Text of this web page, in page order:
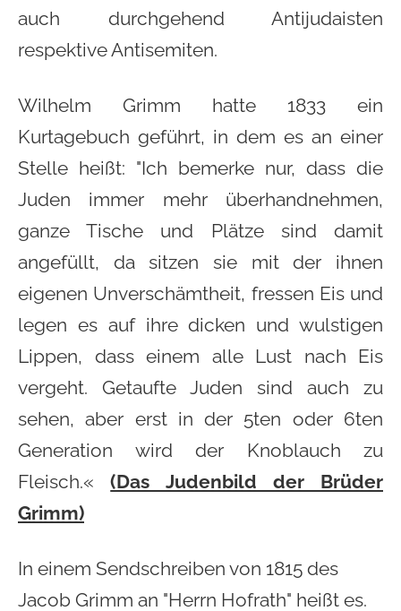
auch durchgehend Antijudaisten
respektive Antisemiten.
Wilhelm Grimm hatte 1833 ein
Kurtagebuch geführt, in dem es an einer
Stelle heißt: "Ich bemerke nur, dass die
Juden immer mehr überhandnehmen,
ganze Tische und Plätze sind damit
angefüllt, da sitzen sie mit der ihnen
eigenen Unverschämtheit, fressen Eis und
legen es auf ihre dicken und wulstigen
Lippen, dass einem alle Lust nach Eis
vergeht. Getaufte Juden sind auch zu
sehen, aber erst in der 5ten oder 6ten
Generation wird der Knoblauch zu
Fleisch.«(Das Judenbild der Brüder
Grimm)
In einem Sendschreiben von 1815 des
Jacob Grimm an "Herrn Hofrath" heißt es.